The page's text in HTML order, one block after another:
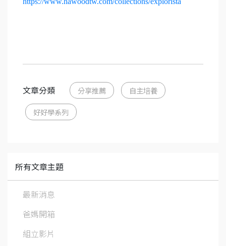
文章分類 分享推薦 自主培養
好好學系列
所有文章主題
最新消息
爸媽開箱
組立影片